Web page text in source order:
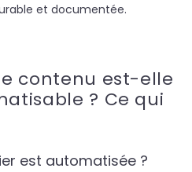
et documentée.
contenu est-elle
? Ce qui
est automatisée ?